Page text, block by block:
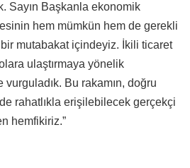
Sayın Başkanla ekonomik
hem mümkün hem de gerekli
mutabakat içindeyiz. İkili ticaret
ulaştırmaya yönelik
vurguladık. Bu rakamın, doğru
rahatlıkla erişilebilecek gerçekçi
hemfikiriz.”